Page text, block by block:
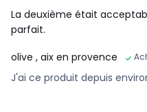
La deuxième était
parfait.
olive , aix en provence
J'ai ce produit depuis